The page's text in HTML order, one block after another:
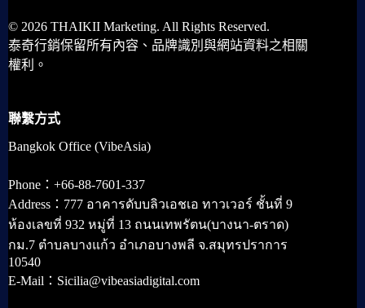
© 2026 THAIKII Marketing. All Rights Reserved.
泰奇行銷保留所有內容、品牌識別與網站資料之相關
權利。
聯繫方式
Bangkok Office (VibeAsia)
Phone：+66-88-7601-337
Address：777 อาคารดับบลิวเอชเอ ทาวเวอร์ ชั้นที่ 9
ห้องเลขที่ 932 หมู่ที่ 13 ถนนเทพรัตน(บางนา-ตราด)
กม.7 ตำบลบางแก้ว อำเภอบางพลี จ.สมุทรปราการ
10540
E-Mail：Sicilia@vibeasiadigital.com